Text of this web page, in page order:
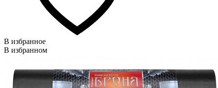
В избранное
В избранном